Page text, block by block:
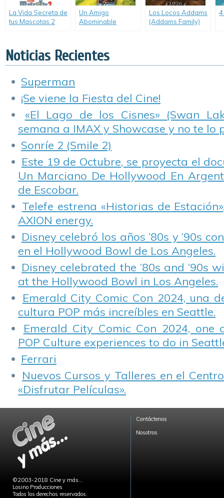
La Vida Secreta de
tus Mascotas 2
Un Amigo
Abominable
Los Locos Addams
(Addams Family)
Noticias Recientes
Superman
¡Se viene la Fiesta del Cine!
«El Lago de los Cisnes» (Swan
semana a IMAX y Showcase y no te lo
Sonríe 2 (Smile 2)
Este 19 de Octubre, se proyecta el
Un Marciano De Hollywood En
de Escobar.
Telefe estrena «Historias de
AXION energy.
Disney celebró los años ’80s y ’90s
en el Hollywood Bowl de Los Angeles.
Disney celebrated the ’80s and ’90s
at the Hollywood Bowl in Los Angeles.
Emerald City Comic Con 2024, una
cultura POP más increíbles en Seattle.
Emerald City Comic Con 2024,
POP Culture experiences to do in
Ferrari
Nuevos Cursos y Talleres en el
«Disfrutar Películas».
©2003-2018 Cine y más...
Losino Producciones
Todos los derechos reservados.
Contáctenos
Nosotros